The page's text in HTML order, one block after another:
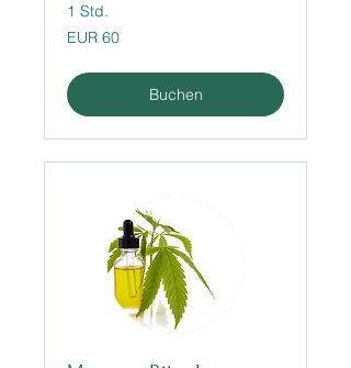
1 Std.
60
Euro
EUR 60
Buchen